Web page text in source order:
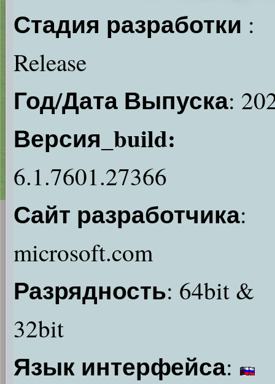
Стадия разработки :
Release
Год/Дата Выпуска:
Версия_build:
6.1.7601.27366
Сайт разработчика:
microsoft.com
Разрядность: 64bit &
32bit
Язык интерфейса: